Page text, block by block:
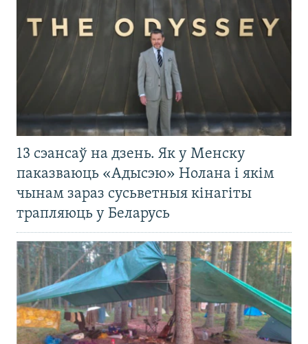
13 сэансаў на дзень. Як у Менску
паказваюць «Адысэю» Нолана і якім
чынам зараз сусьветныя кінагіты
трапляюць у Беларусь